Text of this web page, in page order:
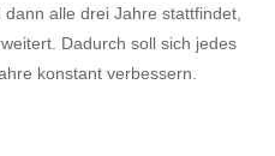
alle drei Jahre stattfindet,
Dadurch soll sich jedes
konstant verbessern.